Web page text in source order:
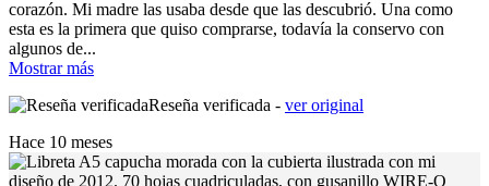
corazón. Mi madre las usaba desde que las descubrió. Una como
esta es la primera que quiso comprarse, todavía la conservo con
algunos de...
Mostrar más
Reseña verificada - ver original
Hace 10 meses